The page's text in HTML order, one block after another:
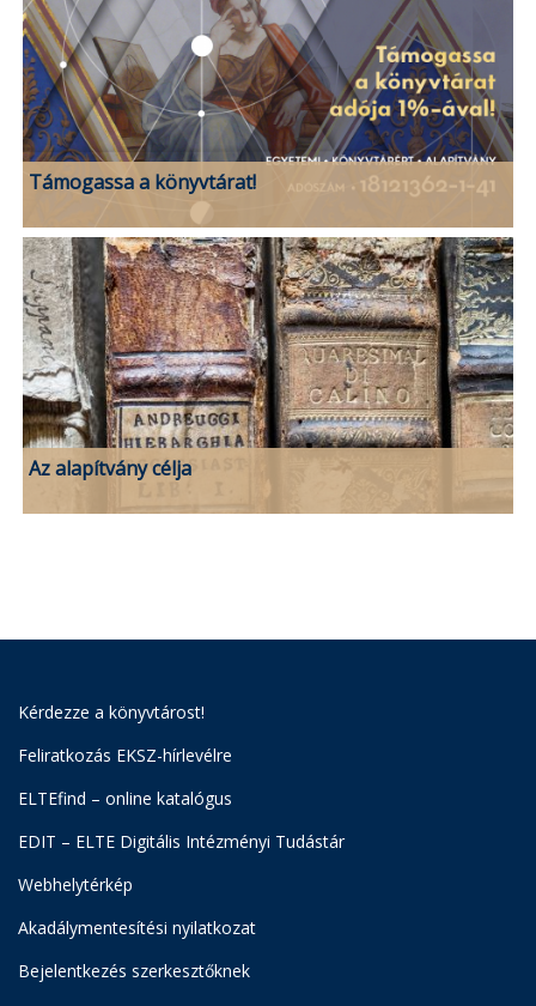
Támogassa a könyvtárat!
Az alapítvány célja
Kérdezze a könyvtárost!
Feliratkozás EKSZ-hírlevélre
ELTEfind – online katalógus
EDIT – ELTE Digitális Intézményi Tudástár
Webhelytérkép
Akadálymentesítési nyilatkozat
Bejelentkezés szerkesztőknek